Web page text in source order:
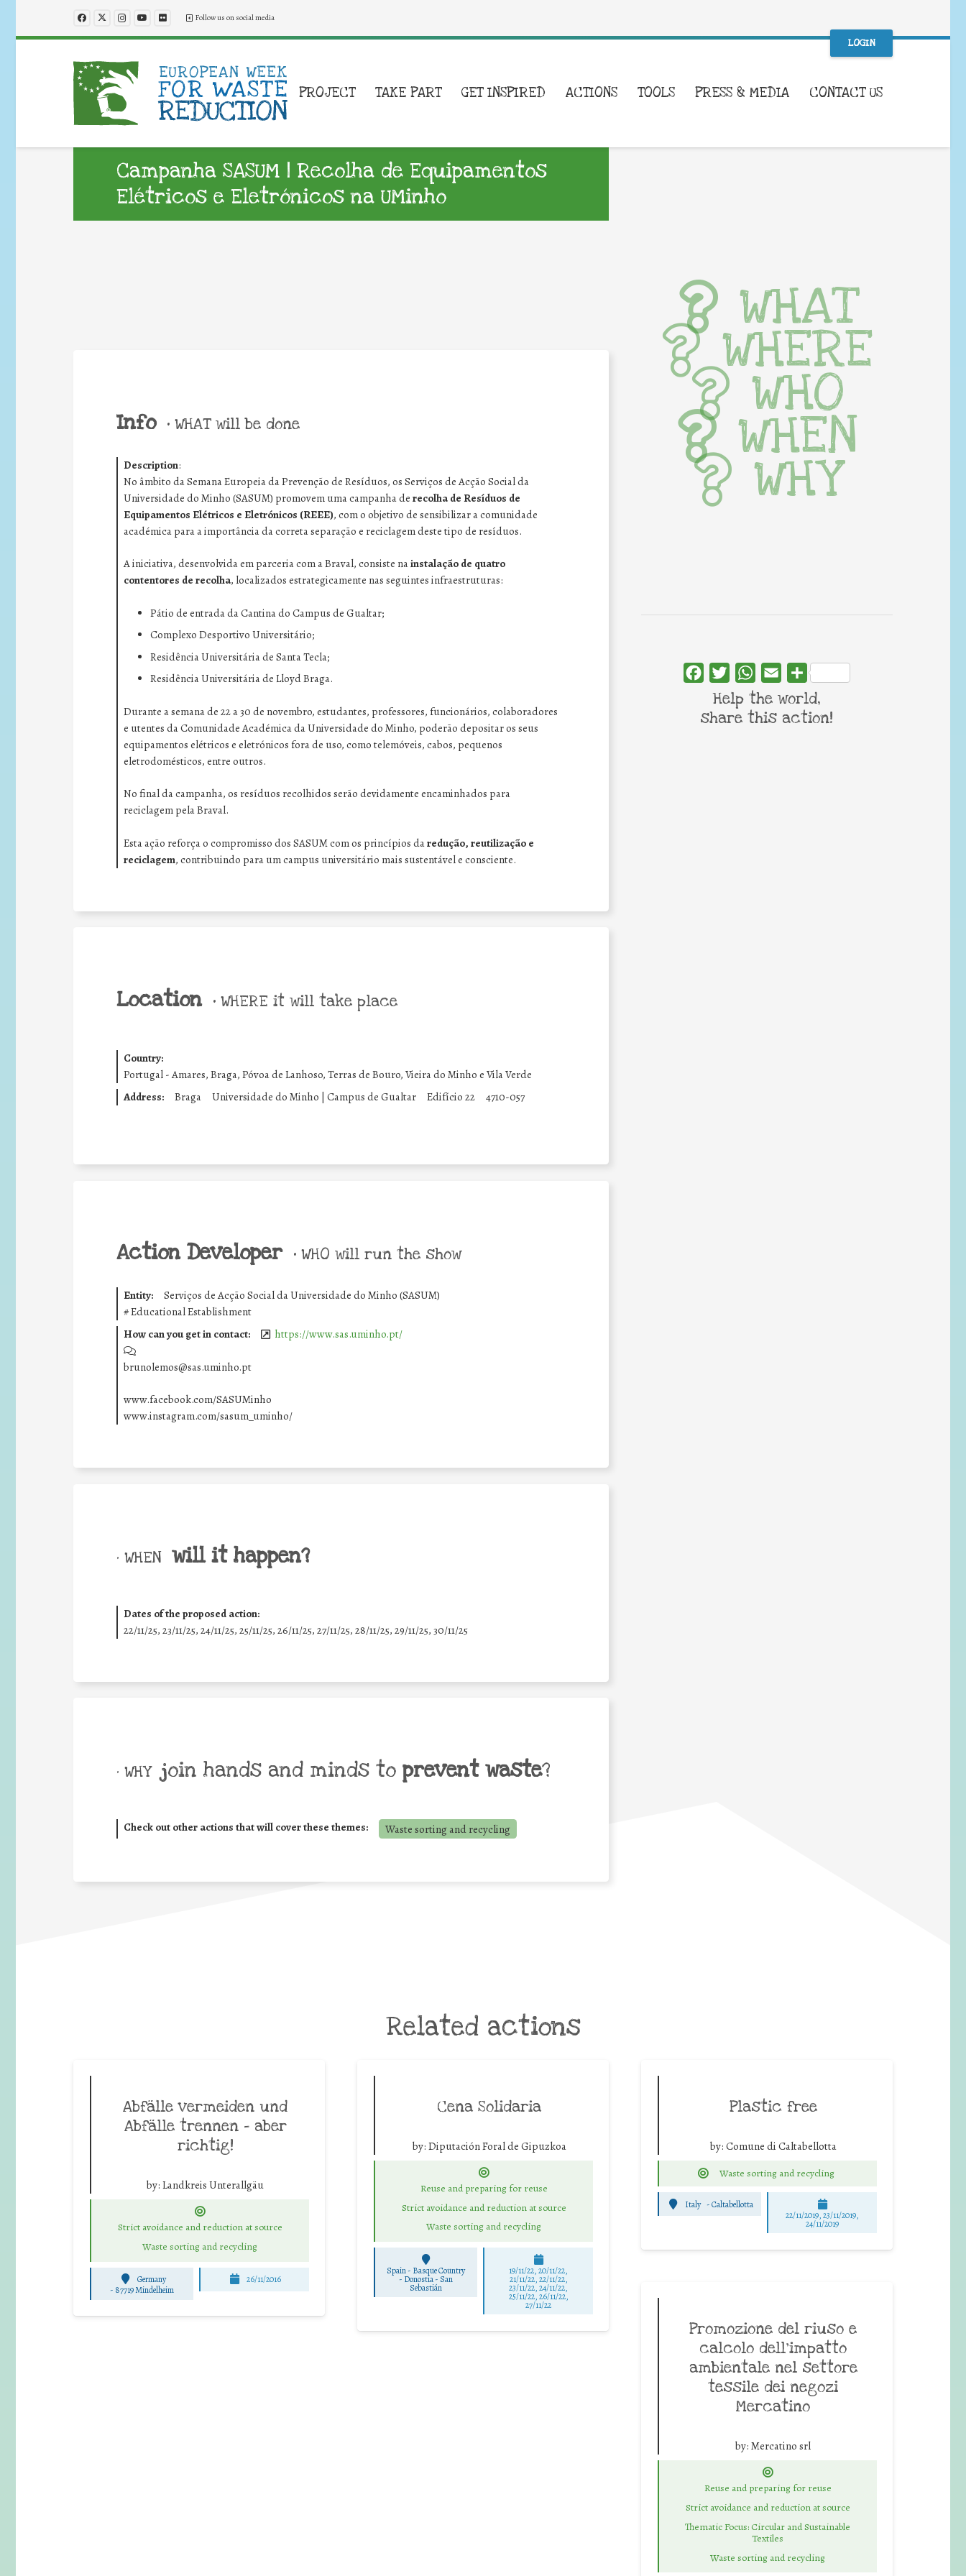
Follow us on social media
LOGIN
PROJECT TAKE PART GET INSPIRED ACTIONS TOOLS PRESS & MEDIA CONTACT US
Campanha SASUM | Recolha de Equipamentos
Elétricos e Eletrónicos na UMinho
Info • WHAT will be done
Description:
No âmbito da Semana Europeia da Prevenção de Resíduos, os Serviços de Acção Social da
Universidade do Minho (SASUM) promovem uma campanha de recolha de Resíduos de
Equipamentos Elétricos e Eletrónicos (REEE), com o objetivo de sensibilizar a comunidade
académica para a importância da correta separação e reciclagem deste tipo de resíduos.
A iniciativa, desenvolvida em parceria com a Braval, consiste nainstalação de quatro
contentores de recolha, localizados estrategicamente nas seguintes infraestruturas:
Pátio de entrada da Cantina do Campus de Gualtar;
Complexo Desportivo Universitário;
Residência Universitária de Santa Tecla;
Residência Universitária de Lloyd Braga.
Durante a semana de 22 a 30 de novembro, estudantes, professores, funcionários, colaboradores
e utentes da Comunidade Académica da Universidade do Minho, poderão depositar os seus
equipamentos elétricos e eletrónicos fora de uso, como telemóveis, cabos, pequenos
eletrodomésticos, entre outros.
No final da campanha, os resíduos recolhidos serão devidamente encaminhados para
reciclagem pela Braval.
Esta ação reforça o compromisso dos SASUM com os princípios daredução, reutilização e
reciclagem, contribuindo para um campus universitário mais sustentável e consciente.
Location • WHERE it will take place
Country:
Portugal - Amares, Braga, Póvoa de Lanhoso, Terras de Bouro, Vieira do Minho e Vila Verde
Address:
Braga Universidade do Minho | Campus de Gualtar Edifício 22 4710-057
Action Developer • WHO will run the show
Entity:
Serviços de Acção Social da Universidade do Minho (SASUM)
#Educational Establishment
How can you get in contact:
https://www.sas.uminho.pt/
brunolemos@sas.uminho.pt
www.facebook.com/SASUMinho
www.instagram.com/sasum_uminho/
• WHEN will it happen?
Dates of the proposed action:
22/11/25, 23/11/25, 24/11/25, 25/11/25, 26/11/25, 27/11/25, 28/11/25, 29/11/25, 30/11/25
• WHY join hands and minds to prevent waste?
Check out other actions that will cover these themes: Waste sorting and recycling
WHAT
WHERE
WHO
WHEN
WHY
FacebookTwitterWhatsApp
Email Share
Help the world,
share this action!
Related actions
Abfälle vermeiden und
Abfälle trennen – aber
richtig!
by: Landkreis Unterallgäu
Strict avoidance and reduction at source
Waste sorting and recycling
Germany
- 87719 Mindelheim
26/11/2016
Cena Solidaria
by: Diputación Foral de Gipuzkoa
Reuse and preparing for reuse
Strict avoidance and reduction at source
Waste sorting and recycling
Spain - Basque Country
- Donostia - San
Sebastián
19/11/22, 20/11/22,
21/11/22, 22/11/22,
23/11/22, 24/11/22,
25/11/22, 26/11/22,
27/11/22
Plastic free
by: Comune di Caltabellotta
Waste sorting and recycling
Italy -Caltabellotta
22/11/2019, 23/11/2019,
24/11/2019
Promozione del riuso e
calcolo dell’impatto
ambientale nel settore
tessile dei negozi
Mercatino
by: Mercatino srl
Reuse and preparing for reuse
Strict avoidance and reduction at source
Thematic Focus: Circular and Sustainable
Textiles
Waste sorting and recycling